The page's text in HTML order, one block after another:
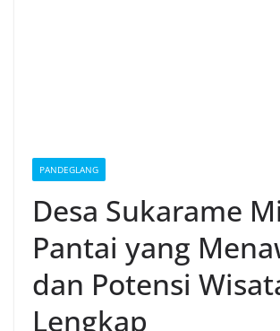
PANDEGLANG
Desa Sukarame
Pantai yang
dan Potensi
Lengkap